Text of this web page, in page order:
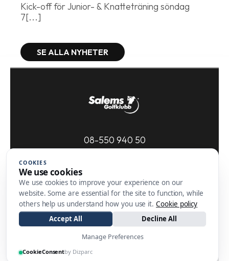
Kick-off för Junior- & Knatteträning söndag
7[...]
SE ALLA NYHETER
08-550 940 50
Salems Golfklubb
Högantorpsvägen 100
152 95 SÖDERTÄLJE
COOKIES
We use cookies
We use cookies to improve your experience on our
website. Some are essential for the site to function, while
others help us understand how you use it. Cookie policy
Accept All
Decline All
Manage Preferences
CookieConsentby Dizparc